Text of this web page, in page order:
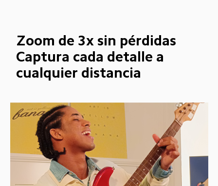
Zoom de 3x sin pérdidas
Captura cada detalle a
cualquier distancia